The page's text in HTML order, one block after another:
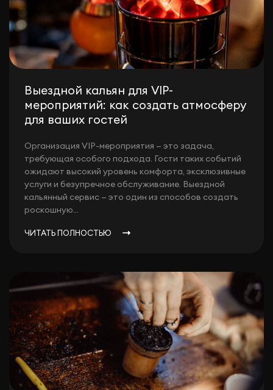
Выездной кальян для VIP-
мероприятий: как создать атмосферу
для ваших гостей
Организация VIP-мероприятия — это задача,
требующая особого подхода. Гости таких событий
ожидают высокий уровень комфорта, эксклюзивные
услуги и безупречное обслуживание. Выездной
кальянный сервис — это один из способов создать
роскошную...
ЧИТАТЬ ПОЛНОСТЬЮ